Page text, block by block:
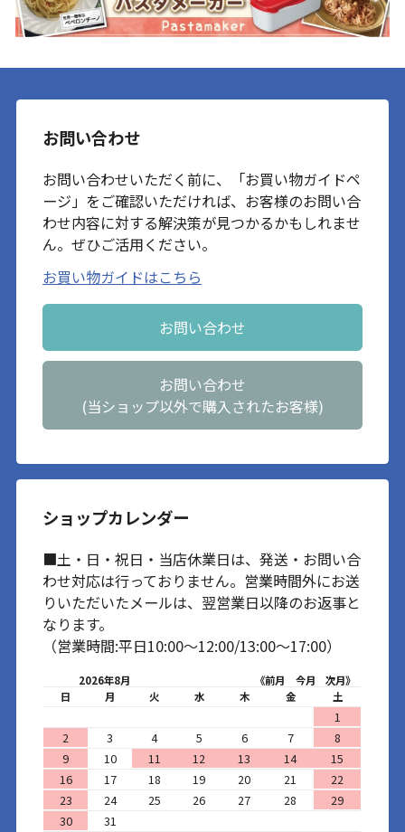
お問い合わせ
お問い合わせいただく前に、「お買い物ガイドペ
ージ」をご確認いただければ、お客様のお問い合
わせ内容に対する解決策が見つかるかもしれませ
ん。ぜひご活用ください。
お買い物ガイドはこちら
お問い合わせ
お問い合わせ
(当ショップ以外で購入されたお客様)
ショップカレンダー
■土・日・祝日・当店休業日は、発送・お問い合
わせ対応は行っておりません。営業時間外にお送
りいただいたメールは、翌営業日以降のお返事と
なります。
（営業時間:平日10:00～12:00/13:00～17:00）
2026年8月 《前月 今月
次月》
日
月 火 水 木 金 土
1
2
3 4 5 6 7
8
9
10 11 12 13 14
15
16
17 18 19 20 21
22
23
24 25 26 27 28
29
30
31